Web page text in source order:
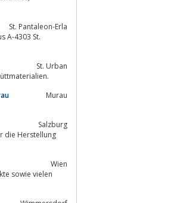
St. Pantaleon-Erla
St. Urban
Sande, Bruchsteine bzw. Schüttmaterialien.
Murau
Salzburg
Wien